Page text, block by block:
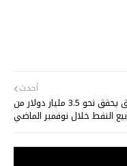
أحدث
العراق يحقق نحو 3.5 مليار دولار من
بيع النفط خلال نوفمبر الماضي